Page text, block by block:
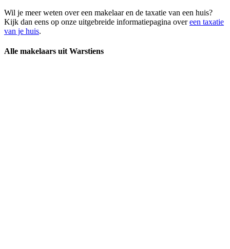
Wil je meer weten over een makelaar en de taxatie van een huis?
Kijk dan eens op onze uitgebreide informatiepagina overeen taxatie
van je huis.
Alle makelaars uit Warstiens